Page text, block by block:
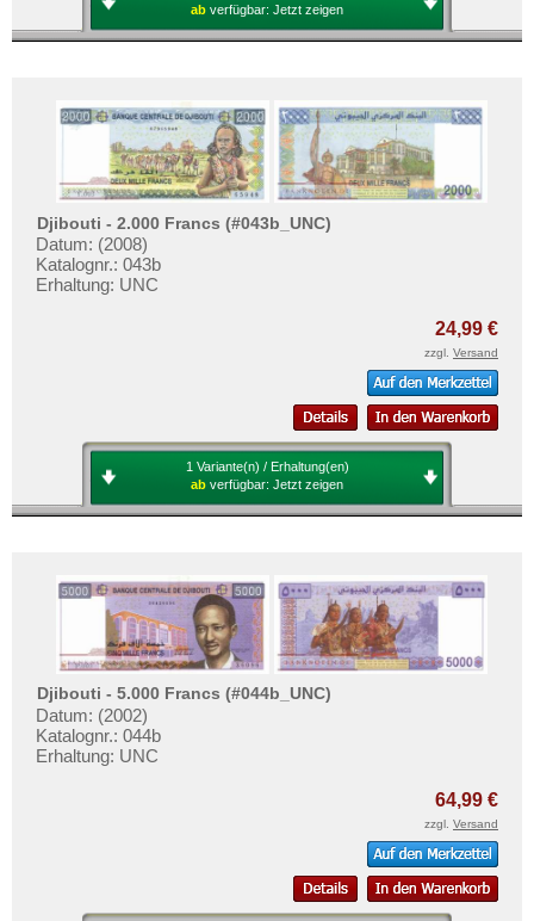
ab verfügbar: Jetzt zeigen
Djibouti - 2.000 Francs (#043b_UNC)
Datum: (2008)
Katalognr.: 043b
Erhaltung: UNC
24,99 €
zzgl. Versand
1 Variante(n) / Erhaltung(en)
ab verfügbar: Jetzt zeigen
Djibouti - 5.000 Francs (#044b_UNC)
Datum: (2002)
Katalognr.: 044b
Erhaltung: UNC
64,99 €
zzgl. Versand